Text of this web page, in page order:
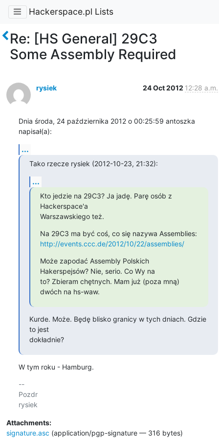
Hackerspace.pl Lists
Re: [HS General] 29C3
Some Assembly Required
rysiek 24 Oct 2012 12:28 a.m.
Dnia środa, 24 października 2012 o 00:25:59 antoszka
napisał(a):
...
Tako rzecze rysiek (2012-10-23, 21:32):
...
Kto jedzie na 29C3? Ja jadę. Parę osób z
Hackerspace'a
Warszawskiego też.
http://events.ccc.de/2012/10/22/assemblies/
Może zapodać Assembly Polskich
Hakerspejsów? Nie, serio. Co Wy na
to? Zbieram chętnych. Mam już (poza mną)
dwóch na hs-waw.
Kurde. Może. Będę blisko granicy w tych dniach. Gdzie
to jest
dokładnie?
W tym roku - Hamburg.
--
Pozdr
Attachments:
signature.asc (application/pgp-signature — 316 bytes)